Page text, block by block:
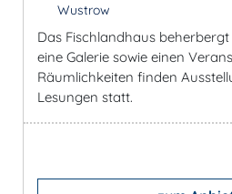
Wustrow
Das Fischlandhaus beherbergt
eine Galerie sowie einen
Räumlichkeiten finden
Lesungen statt.